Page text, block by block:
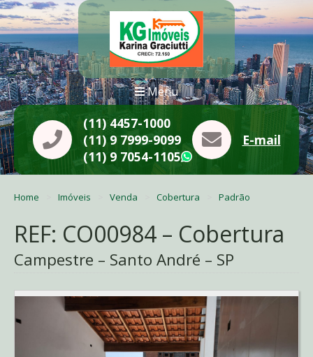
Menu
(11) 4457-1000
(11) 9 7999-9099
(11) 9 7054-1105
WhatsApp
E-mail
Home Imóveis Venda Cobertura Padrão
REF: CO00984 – Cobertura
Campestre – Santo André – SP